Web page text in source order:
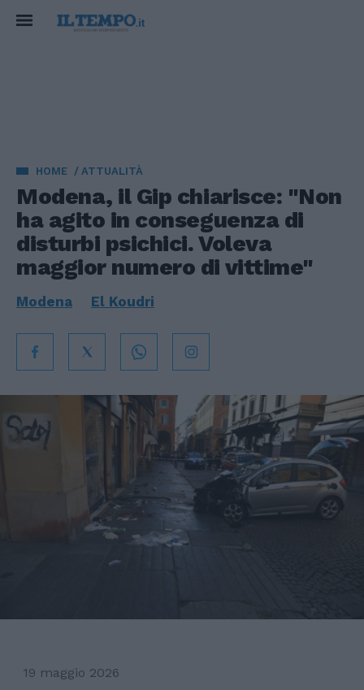
HOME ATTUALITÀ
Modena, il Gip chiarisce: "Non
ha agito in conseguenza di
disturbi psichici. Voleva
maggior numero di vittime"
Modena El Koudri
19 maggio 2026